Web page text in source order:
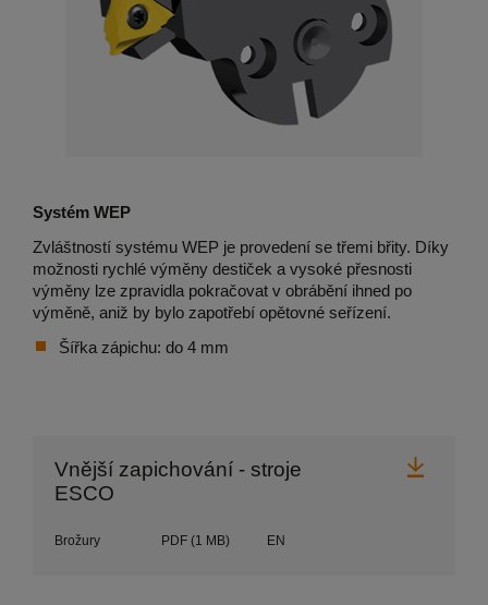
Systém WEP
Zvláštností systému WEP je provedení se třemi břity. Díky
možnosti rychlé výměny destiček a vysoké přesnosti
výměny lze zpravidla pokračovat v obrábění ihned po
výměně, aniž by bylo zapotřebí opětovné seřízení.
Šířka zápichu: do 4 mm
Vnější zapichování - stroje
ESCO
Brožury PDF (1 MB) EN